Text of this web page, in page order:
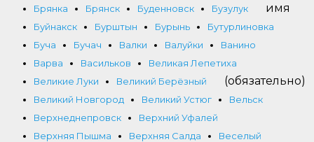
Брянка
Брянск Буденновск
Бузулук
Буйнакск
Бурштын Бурынь
Бутурлиновка
Буча
Бучач Валки Валуйки
Ванино
Варва
Васильков
Великая Лепетиха
Великие Луки
Великий Берёзный
Великий Новгород
Великий Устюг
Вельск
Верхнеднепровск
Верхний Уфалей
Верхняя Пышма
Верхняя Салда
Веселый
имя
(обязательно)